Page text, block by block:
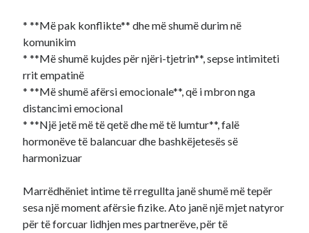
* **Më pak konflikte** dhe më shumë durim në
komunikim
* **Më shumë kujdes për njëri-tjetrin**, sepse intimiteti
rrit empatinë
* **Më shumë afërsi emocionale**, që i mbron nga
distancimi emocional
* **Një jetë më të qetë dhe më të lumtur**, falë
hormonëve të balancuar dhe bashkëjetesës së
harmonizuar
Marrëdhëniet intime të rregullta janë shumë më tepër
sesa një moment afërsie fizike. Ato janë një mjet natyror
për të forcuar lidhjen mes partnerëve, për të